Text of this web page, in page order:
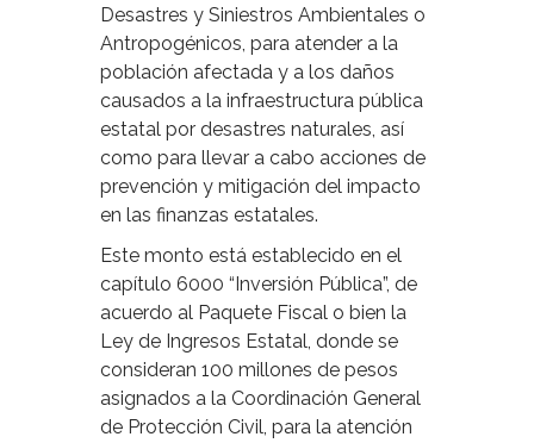
Desastres y Siniestros Ambientales o
Antropogénicos, para atender a la
población afectada y a los daños
causados a la infraestructura pública
estatal por desastres naturales, así
como para llevar a cabo acciones de
prevención y mitigación del impacto
en las finanzas estatales.
Este monto está establecido en el
capítulo 6000 “Inversión Pública”, de
acuerdo al Paquete Fiscal o bien la
Ley de Ingresos Estatal, donde se
consideran 100 millones de pesos
asignados a la Coordinación General
de Protección Civil, para la atención